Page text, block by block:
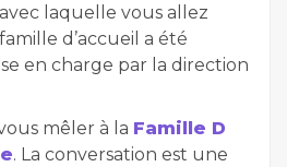
laquelle vous allez
d’accueil a été
en charge par la direction
mêler à la Famille D
. La conversation est une